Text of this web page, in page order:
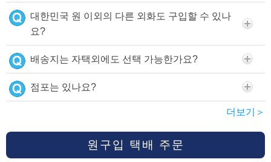
대한민국 원 이외의 다른 외화도 구입할 수 있나
요?
배송지는 자택외에도 선택 가능한가요?
점포는 있나요?
더보기＞
원구입 택배 주문